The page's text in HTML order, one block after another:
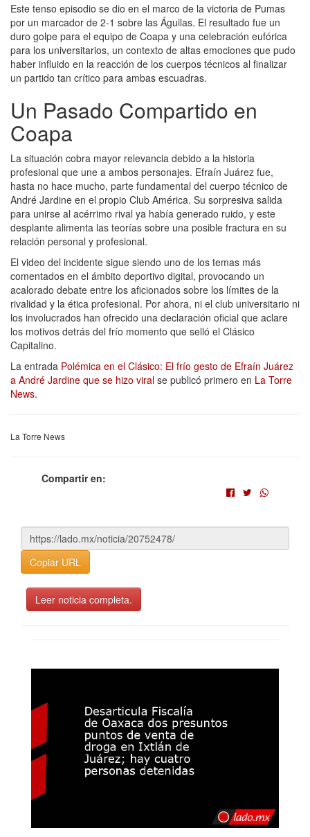
Este tenso episodio se dio en el marco de la victoria de Pumas
por un marcador de 2-1 sobre las Águilas. El resultado fue un
duro golpe para el equipo de Coapa y una celebración eufórica
para los universitarios, un contexto de altas emociones que pudo
haber influido en la reacción de los cuerpos técnicos al finalizar
un partido tan crítico para ambas escuadras.
Un Pasado Compartido en
Coapa
La situación cobra mayor relevancia debido a la historia
profesional que une a ambos personajes. Efraín Juárez fue,
hasta no hace mucho, parte fundamental del cuerpo técnico de
André Jardine en el propio Club América. Su sorpresiva salida
para unirse al acérrimo rival ya había generado ruido, y este
desplante alimenta las teorías sobre una posible fractura en su
relación personal y profesional.
El video del incidente sigue siendo uno de los temas más
comentados en el ámbito deportivo digital, provocando un
acalorado debate entre los aficionados sobre los límites de la
rivalidad y la ética profesional. Por ahora, ni el club universitario ni
los involucrados han ofrecido una declaración oficial que aclare
los motivos detrás del frío momento que selló el Clásico
Capitalino.
La entrada Polémica en el Clásico: El frío gesto de Efraín Juárez
a André Jardine que se hizo viral se publicó primero en La Torre
News.
La Torre News
Compartir en:
Copiar URL
Leer noticia completa.